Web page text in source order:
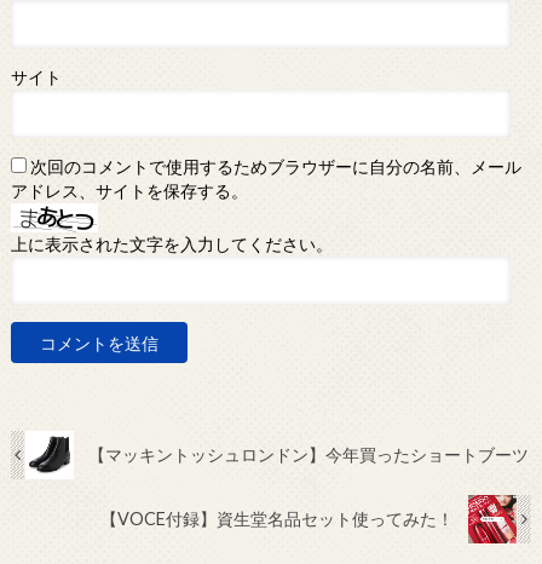
サイト
次回のコメントで使用するためブラウザーに自分の名前、メール
アドレス、サイトを保存する。
上に表示された文字を入力してください。
【マッキントッシュロンドン】今年買ったショートブーツ
【VOCE付録】資生堂名品セット使ってみた！